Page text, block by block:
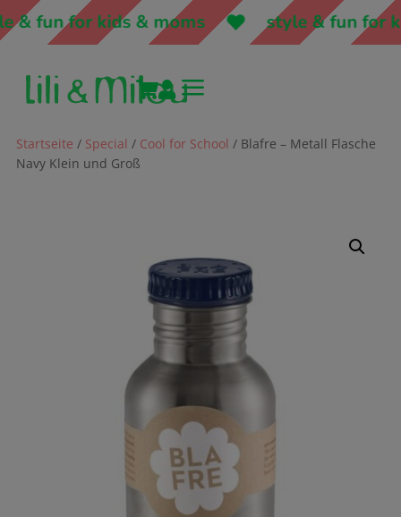
fun for kids & moms style & fun for
a
Startseite / Special / Cool for School / Blafre – Metall Flasche
Navy Klein und Groß